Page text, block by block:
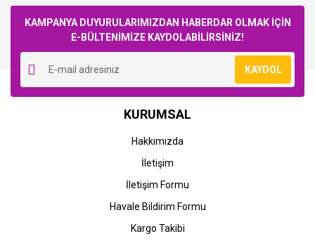
KAMPANYA DUYURULARIMIZDAN HABERDAR OLMAK İÇİN
E-BÜLTENİMİZE KAYDOLABİLİRSİNİZ!
KAYDOL
KURUMSAL
Hakkımızda
İletişim
İletişim Formu
Havale Bildirim Formu
Kargo Takibi